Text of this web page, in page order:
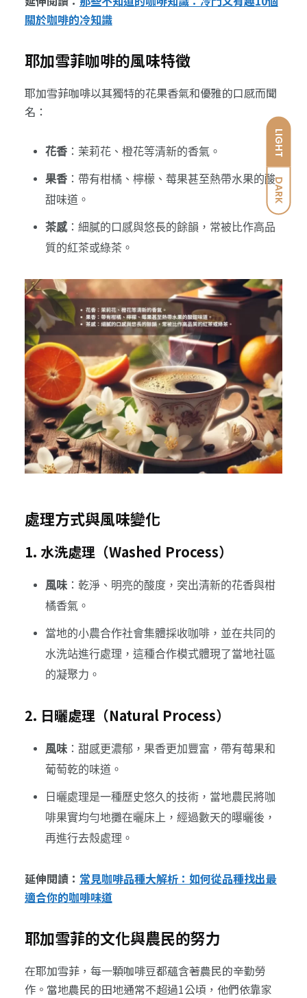
LIGHT
DARK
關於咖啡的冷知識
耶加雪菲咖啡的風味特徵
耶加雪菲咖啡以其獨特的花果香氣和優雅的口感而聞
名：
花香：茉莉花、橙花等清新的香氣。
果香：帶有柑橘、檸檬、莓果甚至熱帶水果的酸
甜味道。
茶感：細膩的口感與悠長的餘韻，常被比作高品
質的紅茶或綠茶。
處理方式與風味變化
1. 水洗處理（Washed Process）
風味：乾淨、明亮的酸度，突出清新的花香與柑
橘香氣。
當地的小農合作社會集體採收咖啡，並在共同的
水洗站進行處理，這種合作模式體現了當地社區
的凝聚力。
2. 日曬處理（Natural Process）
風味：甜感更濃郁，果香更加豐富，帶有莓果和
葡萄乾的味道。
日曬處理是一種歷史悠久的技術，當地農民將咖
啡果實均勻地攤在曬床上，經過數天的曝曬後，
再進行去殼處理。
延伸閱讀： 常見咖啡品種大解析：如何從品種找出最
適合你的咖啡味道
耶加雪菲的文化與農民的努力
在耶加雪菲，每一顆咖啡豆都蘊含著農民的辛勤勞
作。當地農民的田地通常不超過1公頃，他們依靠家